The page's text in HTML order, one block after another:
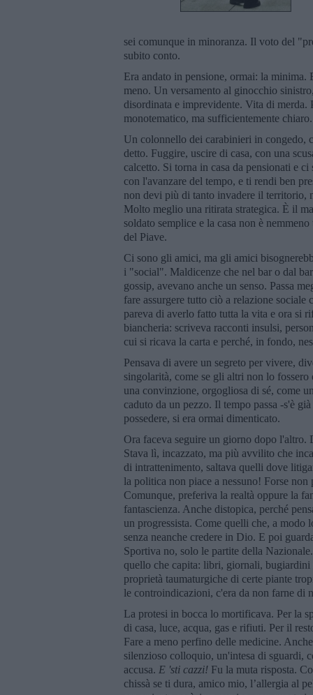
sei comunque in minoranza. Il voto del
subito conto.
Era andato in pensione, ormai: la minima.
meno. Un versamento al ginocchio
disordinata e imprevidente. Vita di merda.
monotematico, ma sufficientemente
Un colonnello dei carabinieri in congedo,
detto. Fuggire, uscire di casa, con una
calcetto. Si torna in casa da pensionati e
con l'avanzare del tempo, e ti rendi ben
non devi più di tanto invadere il territorio,
Molto meglio una ritirata strategica. È il
soldato semplice e la casa non è
del Piave.
Ci sono gli amici, ma gli amici
i "social". Maldicenze che nel bar o dal
gossip, avevano anche un senso. Passa
fare assurgere tutto ciò a relazione
pareva di averlo fatto tutta la vita e ora si
biancheria: scriveva racconti insulsi,
cui si ricava la carta e perché, in fondo,
Pensava di avere un segreto per vivere,
singolarità, come se gli altri non lo
una convinzione, orgogliosa di sé, come
caduto da un pezzo. Il tempo passa -s'è
possedere, si era ormai dimenticato.
Ora faceva seguire un giorno dopo
Stava lì, incazzato, ma più avvilito che
di intrattenimento, saltava quelli dove
la politica non piace a nessuno! Forse non
Comunque, preferiva la realtà oppure la
fantascienza. Anche distopica, perché
un progressista. Come quelli che, a modo
senza neanche credere in Dio. E poi
Sportiva no, solo le partite della
quello che capita: libri, giornali,
proprietà taumaturgiche di certe piante
le controindicazioni, c'era da non farne di
La protesi in bocca lo mortificava. Per la
di casa, luce, acqua, gas e rifiuti. Per il
Fare a meno perfino delle medicine.
silenzioso colloquio, un'intesa di sguardi,
accusa. E 'sti cazzi! Fu la muta risposta.
chissà se ti dura, amico mio, l’allergia al